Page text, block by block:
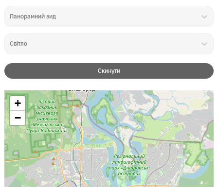
Панорамний вид
Світло
Скинути
+
−